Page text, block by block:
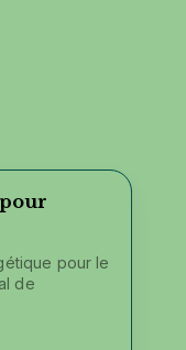
pour le
de